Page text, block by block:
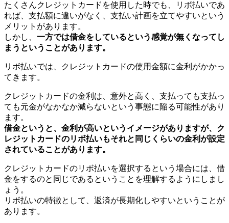
たくさんクレジットカードを使用した時でも、リボ払いであ
れば、支払額に違いがなく、支払い計画を立てやすいという
メリットがあります。
しかし、 一方では借金をしているという感覚が無くなってし
まうということがあります。
リボ払いでは、クレジットカードの使用金額に金利がかかっ
てきます。
クレジットカードの金利は、意外と高く、支払っても支払っ
ても元金がなかなか減らないという事態に陥る可能性があり
ます。
借金というと、金利が高いというイメージがありますが、 ク
レジットカードのリボ払いもそれと同じくらいの金利が設定
されていることがあります。
クレジットカードのリボ払いを選択するという場合には、借
金をするのと同じであるということを理解するようにしまし
ょう。
リボ払いの特徴として、返済が長期化しやすいということが
あります。